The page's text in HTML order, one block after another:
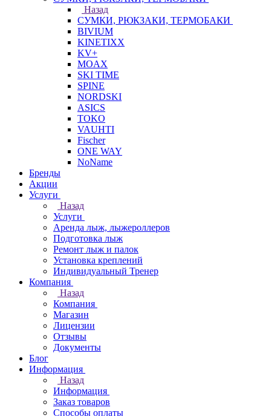
Назад
СУМКИ, РЮКЗАКИ, ТЕРМОБАКИ
BIVIUM
KINETIXX
KV+
MOAX
SKI TIME
SPINE
NORDSKI
ASICS
TOKO
VAUHTI
Fischer
ONE WAY
NoName
Бренды
Акции
Услуги
Назад
Услуги
Аренда лыж, лыжероллеров
Подготовка лыж
Ремонт лыж и палок
Установка креплений
Индивидуальный Тренер
Компания
Назад
Компания
Магазин
Лицензии
Отзывы
Документы
Блог
Информация
Назад
Информация
Заказ товаров
Способы оплаты